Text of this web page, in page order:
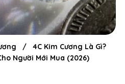
/
4C Kim Cương Là Gì?
Người Mới Mua (2026)